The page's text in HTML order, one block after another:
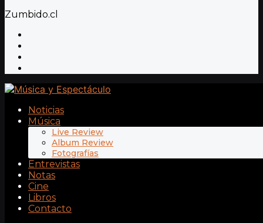
Zumbido.cl
Noticias
Música
Live Review
Album Review
Fotografías
Entrevistas
Notas
Cine
Libros
Contacto